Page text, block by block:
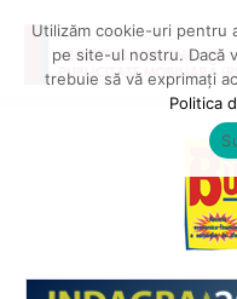
Utilizăm cookie-uri pentru
pe site-ul nostru. Dacă
trebuie să vă exprimați
Politica